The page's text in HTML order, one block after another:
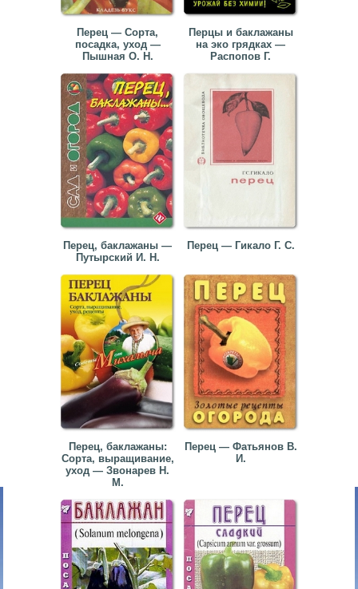
Перец — Сорта,
посадка, уход —
Пышная О. Н.
Перцы и баклажаны
на эко грядках —
Распопов Г.
Перец, баклажаны —
Путырский И. Н.
Перец — Гикало Г. С.
Перец, баклажаны:
Сорта, выращивание,
уход — Звонарев Н.
М.
Перец — Фатьянов В.
И.